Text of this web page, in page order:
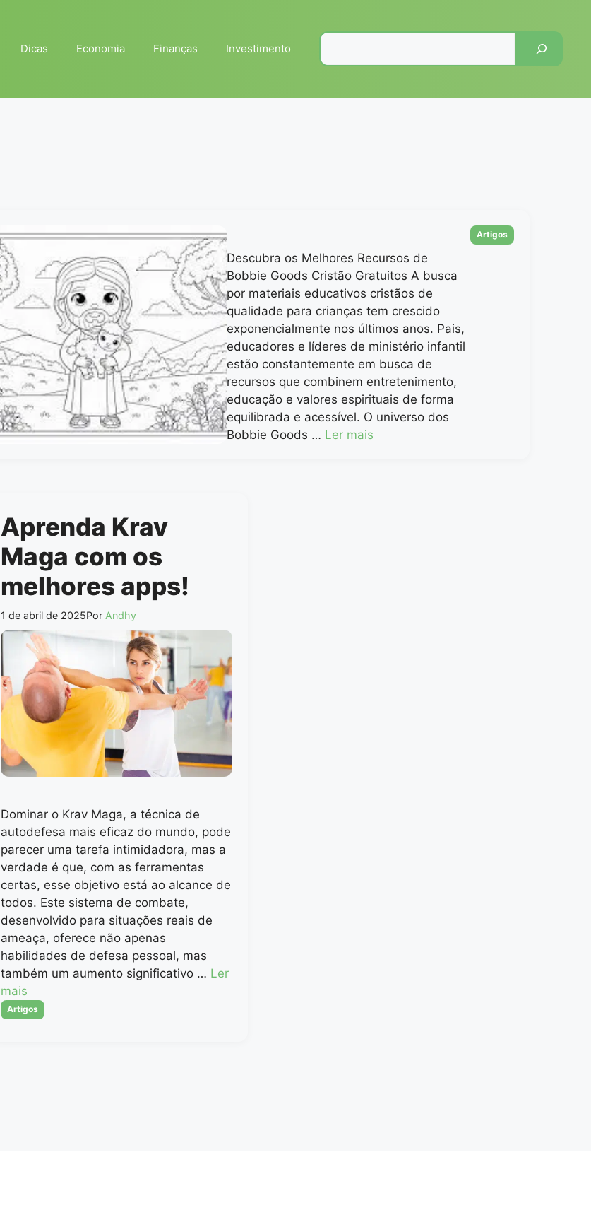
Dicas Economia Finanças Investimento
Descubra os Melhores Recursos de
Bobbie Goods Cristão Gratuitos A busca
por materiais educativos cristãos de
qualidade para crianças tem crescido
exponencialmente nos últimos anos. Pais,
educadores e líderes de ministério infantil
estão constantemente em busca de
recursos que combinem entretenimento,
educação e valores espirituais de forma
equilibrada e acessível. O universo dos
Bobbie Goods … Ler mais
Categorias
Artigos
Aprenda Krav
Maga com os
melhores apps!
1 de abril de 2025Por Andhy
Dominar o Krav Maga, a técnica de
autodefesa mais eficaz do mundo, pode
parecer uma tarefa intimidadora, mas a
verdade é que, com as ferramentas
certas, esse objetivo está ao alcance de
todos. Este sistema de combate,
desenvolvido para situações reais de
ameaça, oferece não apenas
habilidades de defesa pessoal, mas
também um aumento significativo … Ler
mais
Categorias
Artigos